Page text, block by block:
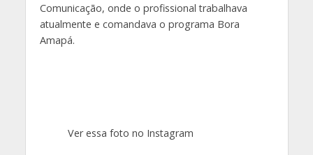
Comunicação, onde o profissional trabalhava
atualmente e comandava o programa Bora
Amapá.
Ver essa foto no Instagram